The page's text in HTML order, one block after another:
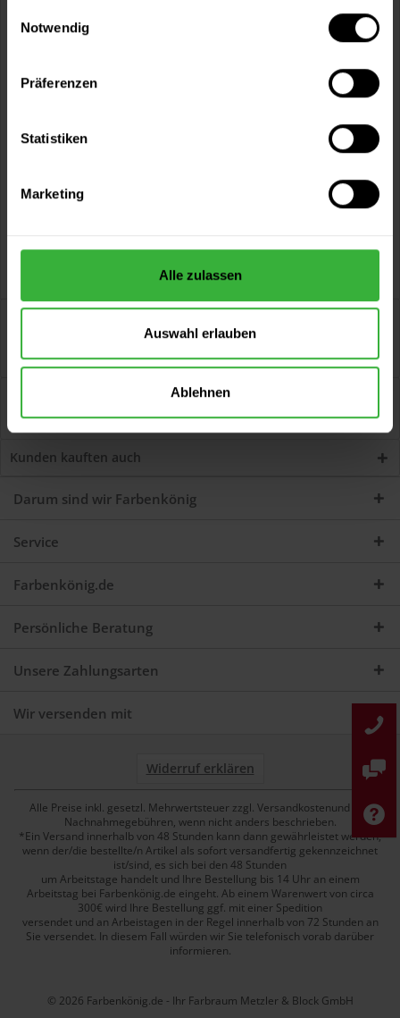
Notwendig
Präferenzen
Statistiken
Marketing
Alle zulassen
Auswahl erlauben
Ablehnen
Kostenloser Versand ab 60 EUR
Persönliche Beratung unter
Beschreibung
Mixol Uni-Abtönkonzentrat (Nr.20 Kastanie) Zum Abtönen von
Dispersions- und Alkydharzfarben....mehr
Jetzt Bewertungen zum Artikel lesen...mehr
Kunden kauften auch
Darum sind wir Farbenkönig
Service
Farbenkönig.de
Persönliche Beratung
Unsere Zahlungsarten
Wir versenden mit
Widerruf erklären
Alle Preise inkl. gesetzl. Mehrwertsteuer zzgl. Versandkostenund ggf.
Nachnahmegebühren, wenn nicht anders beschrieben.
*Ein Versand innerhalb von 48 Stunden kann dann gewährleistet werden,
wenn der/die bestellte/n Artikel als sofort versandfertig gekennzeichnet
ist/sind, es sich bei den 48 Stunden
um Arbeitstage handelt und Ihre Bestellung bis 14 Uhr an einem
Arbeitstag bei Farbenkönig.de eingeht. Ab einem Warenwert von circa
300€ wird Ihre Bestellung ggf. mit einer Spedition
versendet und an Arbeistagen in der Regel innerhalb von 72 Stunden an
Sie versendet. In diesem Fall würden wir Sie telefonisch vorab darüber
informieren.
© 2026 Farbenkönig.de - Ihr Farbraum Metzler & Block GmbH